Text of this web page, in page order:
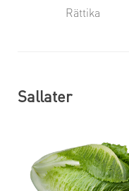
Rättika
Sallater